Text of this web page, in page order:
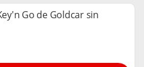
Go de Goldcar sin